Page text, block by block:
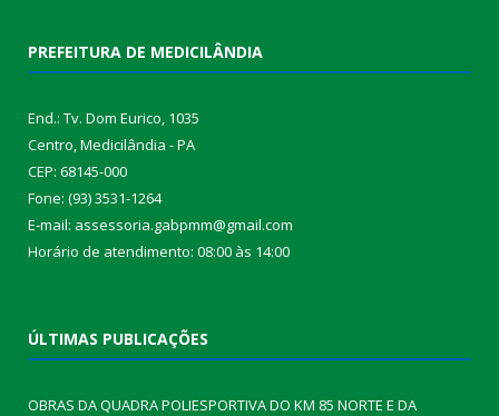
PREFEITURA DE MEDICILÂNDIA
End.: Tv. Dom Eurico, 1035
Centro, Medicilândia - PA
CEP: 68145-000
Fone: (93) 3531-1264
E-mail: assessoria.gabpmm@gmail.com
Horário de atendimento: 08:00 às 14:00
ÚLTIMAS PUBLICAÇÕES
OBRAS DA QUADRA POLIESPORTIVA DO KM 85 NORTE E DA